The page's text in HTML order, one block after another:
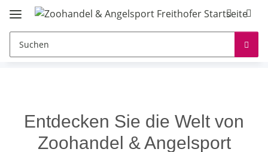
Entdecken Sie die Welt von
Zoohandel & Angelsport